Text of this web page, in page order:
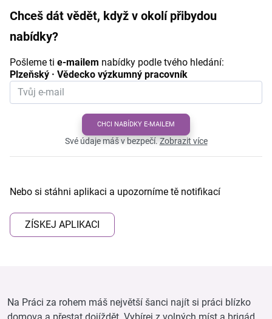
Chceš dát vědět, když v okolí přibydou
nabídky?
Pošleme ti e-mailem nabídky podle tvého hledání:
Plzeňský · Vědecko výzkumný pracovník
CHCI NABÍDKY E-MAILEM
Své údaje máš v bezpečí.Zobrazit více
Nebo si stáhni aplikaci a upozorníme tě notifikací
ZÍSKEJ APLIKACI
Na Práci za rohem máš největší šanci najít si práci blízko
domova a přestat dojíždět. Vybírej z volných míst a brigád